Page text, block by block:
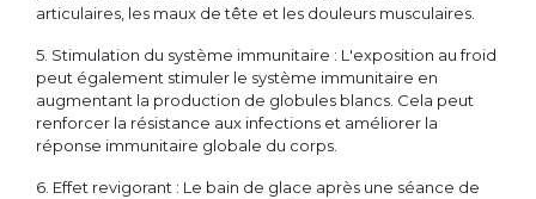
articulaires, les maux de tête et les douleurs musculaires.
5. Stimulation du système immunitaire : L'exposition au froid
peut également stimuler le système immunitaire en
augmentant la production de globules blancs. Cela peut
renforcer la résistance aux infections et améliorer la
réponse immunitaire globale du corps.
6. Effet revigorant : Le bain de glace après une séance de